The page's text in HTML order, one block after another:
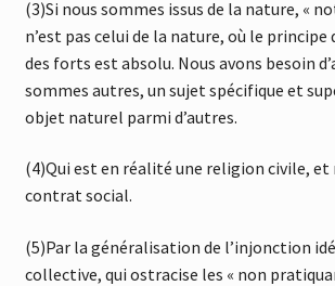
(3)Si nous sommes issus de la nature, «
n’est pas celui de la nature, où le
des forts est absolu. Nous avons besoin
sommes autres, un sujet spécifique et
objet naturel parmi d’autres.
(4)Qui est en réalité une religion civile, et
contrat social.
(5)Par la généralisation de l’injonction
collective, qui ostracise les « non